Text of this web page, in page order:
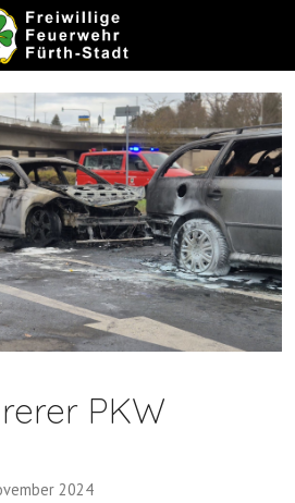
PKW
2024